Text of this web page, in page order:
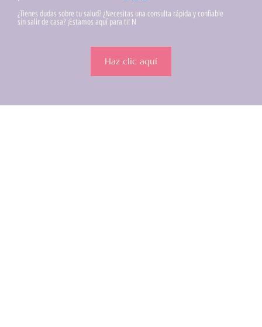
¿Tienes dudas sobre tu salud? ¿Necesitas una consulta rápida y confiable
sin salir de casa? ¡Estamos aquí para ti! N
Haz clic aquí